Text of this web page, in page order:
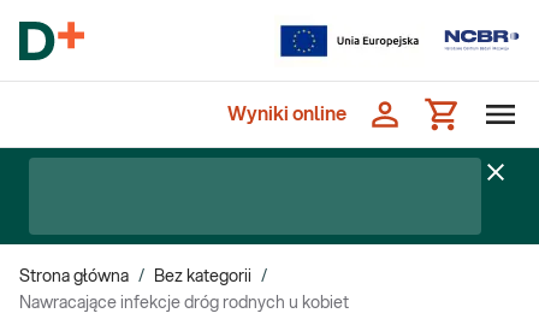
Wyniki online
Strona główna / Bez kategorii
/
Nawracające infekcje dróg rodnych u kobiet